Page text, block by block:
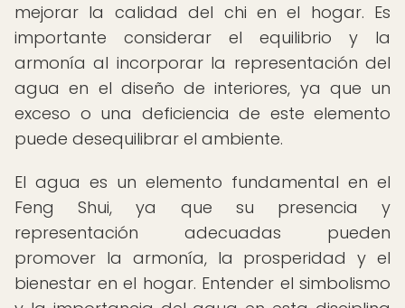
mejorar la calidad del chi en el hogar. Es
importante considerar el equilibrio y la
armonía al incorporar la representación del
agua en el diseño de interiores, ya que un
exceso o una deficiencia de este elemento
puede desequilibrar el ambiente.
El agua es un elemento fundamental en el
Feng Shui, ya que su presencia y
representación adecuadas pueden
promover la armonía, la prosperidad y el
bienestar en el hogar. Entender el simbolismo